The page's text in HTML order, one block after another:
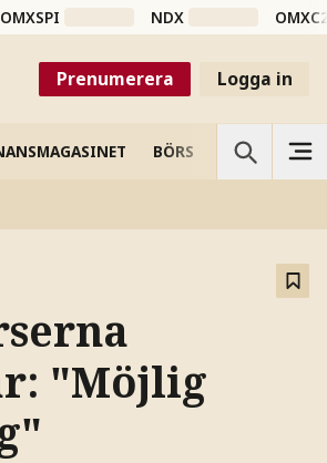
OMXSPI NDX
Prenumerera Logga in
BÖRS VETENSKAP
"Möjlig